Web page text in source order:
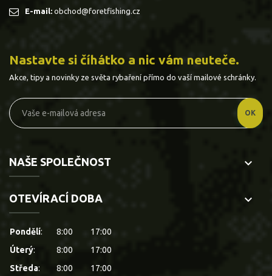
E-mail: obchod@foretfishing.cz
Nastavte si číhátko a nic vám neuteče.
Akce, tipy a novinky ze světa rybaření přímo do vaší mailové schránky.
NAŠE SPOLEČNOST keyboard_arrow_down
OTEVÍRACÍ DOBA keyboard_arrow_down
Pondělí: 8:00
17:00
Úterý: 8:00
17:00
Středa: 8:00 17:00